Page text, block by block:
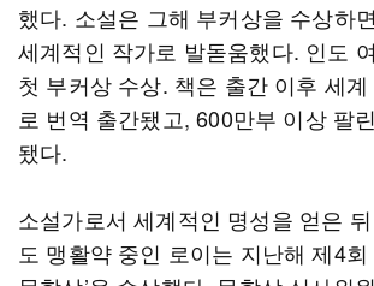
했다. 소설은 그해 부커상을 수상하
세계적인 작가로 발돋움했다. 인도
첫 부커상 수상. 책은 출간 이후 세
로 번역 출간됐고, 600만부 이상 팔
됐다.
소설가로서 세계적인 명성을 얻은
도 맹활약 중인 로이는 지난해 제4회